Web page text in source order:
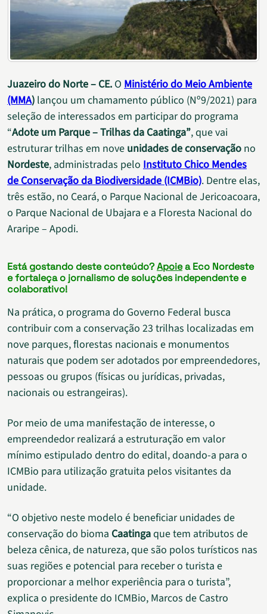
Juazeiro do Norte – CE. O Ministério do Meio Ambiente
(MMA) lançou um chamamento público (Nº9/2021) para
seleção de interessados em participar do programa
“Adote um Parque – Trilhas da Caatinga”, que vai
estruturar trilhas em nove unidades de conservação no
Nordeste, administradas pelo Instituto Chico Mendes
de Conservação da Biodiversidade (ICMBio). Dentre elas,
três estão, no Ceará, o Parque Nacional de Jericoacoara,
o Parque Nacional de Ubajara e a Floresta Nacional do
Araripe – Apodi.
Está gostando deste conteúdo?Apoiea Eco Nordeste
e fortaleça o jornalismo de soluções independente e
colaborativo!
Na prática, o programa do Governo Federal busca
contribuir com a conservação 23 trilhas localizadas em
nove parques, florestas nacionais e monumentos
naturais que podem ser adotados por empreendedores,
pessoas ou grupos (físicas ou jurídicas, privadas,
nacionais ou estrangeiras).
Por meio de uma manifestação de interesse, o
empreendedor realizará a estruturação em valor
mínimo estipulado dentro do edital, doando-a para o
ICMBio para utilização gratuita pelos visitantes da
unidade.
“O objetivo neste modelo é beneficiar unidades de
conservação do bioma Caatingaque tem atributos de
beleza cênica, de natureza, que são polos turísticos nas
suas regiões e potencial para receber o turista e
proporcionar a melhor experiência para o turista”,
explica o presidente do ICMBio, Marcos de Castro